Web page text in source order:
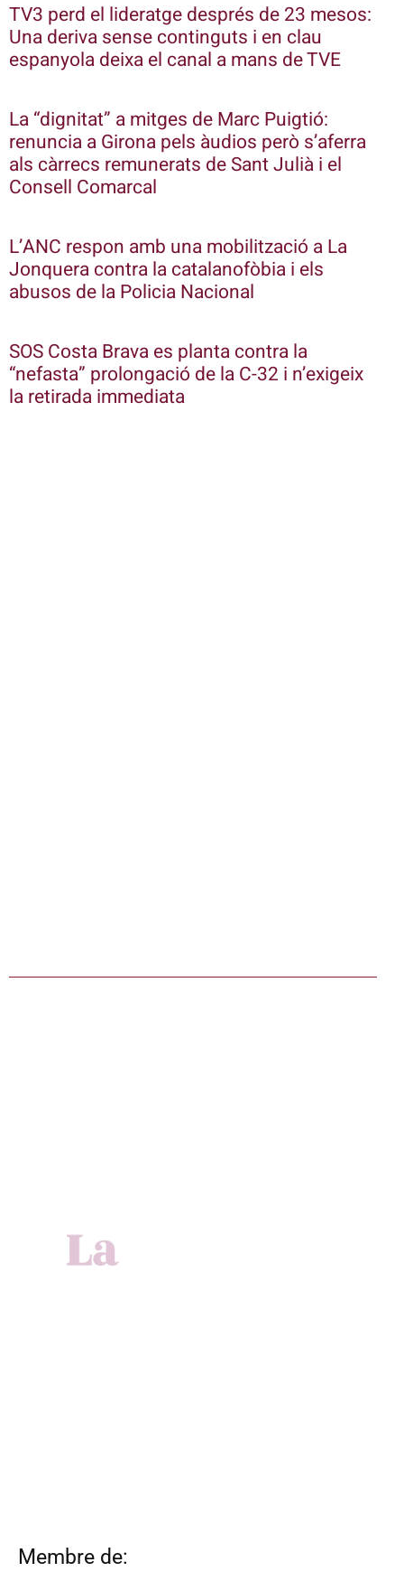
TV3 perd el lideratge després de 23 mesos:
Una deriva sense continguts i en clau
espanyola deixa el canal a mans de TVE
La “dignitat” a mitges de Marc Puigtió:
renuncia a Girona pels àudios però s’aferra
als càrrecs remunerats de Sant Julià i el
Consell Comarcal
L’ANC respon amb una mobilització a La
Jonquera contra la catalanofòbia i els
abusos de la Policia Nacional
SOS Costa Brava es planta contra la
“nefasta” prolongació de la C-32 i n’exigeix
la retirada immediata
Membre de: